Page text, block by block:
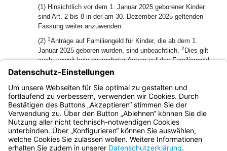
(1) Hinsichtlich vor dem 1. Januar 2025 geborener Kinder
sind Art. 2 bis 8 in der am 30. Dezember 2025 geltenden
Fassung weiter anzuwenden.
(2) 1Anträge auf Familiengeld für Kinder, die ab dem 1.
Januar 2025 geboren wurden, sind unbeachtlich. 2 Dies gilt
auch, soweit kein gesonderter Antrag auf das Familiengeld
gestellt wurde, sondern der Antrag auf Elterngeld gemäß
Art. 6 Abs. 1 Satz 2 des Bayerischen Familiengeldgesetzes
(BayFamGG) in der am 30. Dezember 2025 geltenden
Fassung als Antrag auf Familiengeld gilt.
Bayern.de
BayernPortal